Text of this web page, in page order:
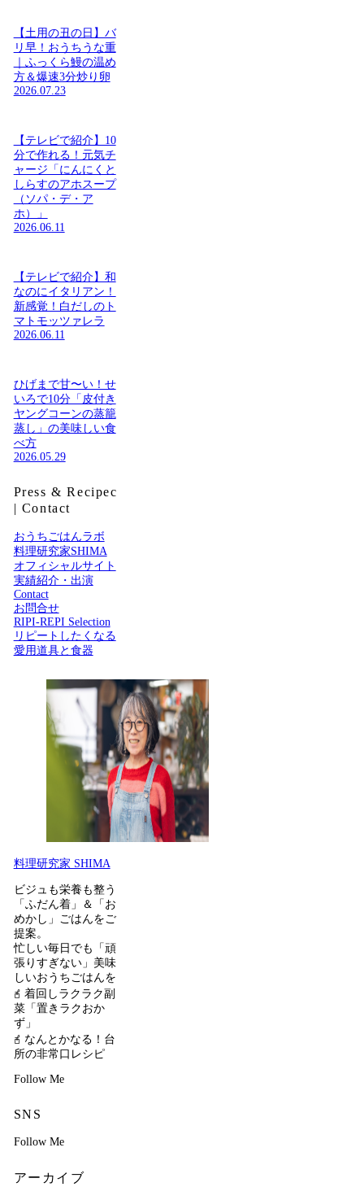
【土用の丑の日】バ
リ早！おうちうな重
｜ふっくら鰻の温め
方＆爆速3分炒り卵
2026.07.23
【テレビで紹介】10
分で作れる！元気チ
ャージ「にんにくと
しらすのアホスープ
（ソパ・デ・ア
ホ）」
2026.06.11
【テレビで紹介】和
なのにイタリアン！
新感覚！白だしのト
マトモッツァレラ
2026.06.11
ひげまで甘〜い！せ
いろで10分「皮付き
ヤングコーンの蒸籠
蒸し」の美味しい食
べ方
2026.05.29
Press & Recipec
| Contact
おうちごはんラボ
料理研究家SHIMA
オフィシャルサイト
実績紹介・出演
Contact
お問合せ
RIPI-REPI Selection
リピートしたくなる
愛用道具と食器
料理研究家 SHIMA
ビジュも栄養も整う
「ふだん着」＆「お
めかし」ごはんをご
提案。
忙しい毎日でも「頑
張りすぎない」美味
しいおうちごはんを
𖧭 着回しラクラク副
菜「置きラクおか
ず」
𖧭 なんとかなる！台
所の非常口レシピ
Follow Me
SNS
Follow Me
アーカイブ